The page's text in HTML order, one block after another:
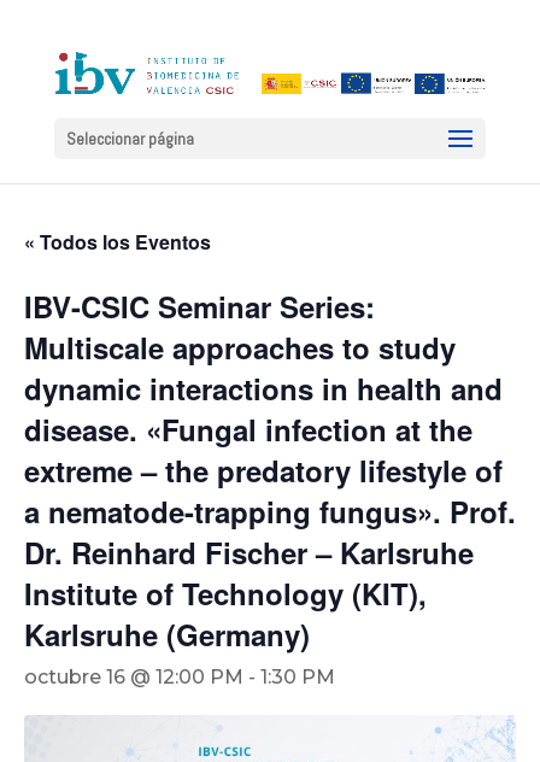
Seleccionar página
« Todos los Eventos
IBV-CSIC Seminar Series:
Multiscale approaches to study
dynamic interactions in health and
disease. «Fungal infection at the
extreme – the predatory lifestyle of
a nematode-trapping fungus». Prof.
Dr. Reinhard Fischer – Karlsruhe
Institute of Technology (KIT),
Karlsruhe (Germany)
octubre 16 @ 12:00 PM - 1:30 PM